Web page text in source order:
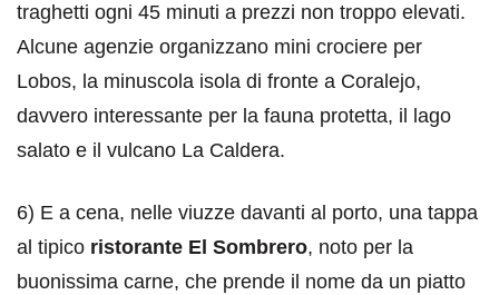
traghetti ogni 45 minuti a prezzi non troppo elevati.
Alcune agenzie organizzano mini crociere per
Lobos, la minuscola isola di fronte a Coralejo,
davvero interessante per la fauna protetta, il lago
salato e il vulcano La Caldera.
6) E a cena, nelle viuzze davanti al porto, una tappa
al tipico ristorante El Sombrero, noto per la
buonissima carne, che prende il nome da un piatto